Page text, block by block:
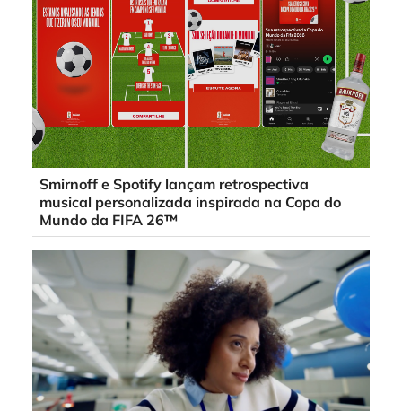
Smirnoff e Spotify lançam retrospectiva
musical personalizada inspirada na Copa do
Mundo da FIFA 26™